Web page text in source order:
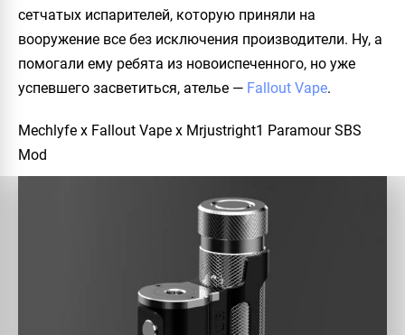
сетчатых испарителей, которую приняли на
вооружение все без исключения производители. Ну, а
помогали ему ребята из новоиспеченного, но уже
успевшего засветиться, ателье — Fallout Vape.
Mechlyfe x Fallout Vape x Mrjustright1 Paramour SBS
Mod